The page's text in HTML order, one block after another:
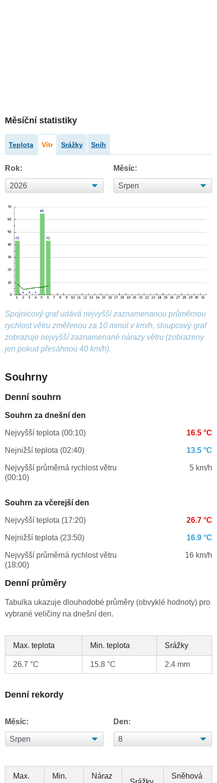
Měsíční statistiky
Teplota Vítr Srážky Sníh
Rok: Měsíc:
Spojnicový graf udává nejvyšší zaznamenanou průměrnou
rychlost větru změřenou za 10 minut v km/h, sloupcový graf
zobrazuje nejvyšší zaznamenané nárazy větru (zobrazeny
jen pokud přesáhnou 40 km/h).
Souhrny
Denní souhrn
Souhrn za dnešní den
Nejvyšší teplota (00:10) 16.5 °C
Nejnižší teplota (02:40) 13.5 °C
Nejvyšší průměrná rychlost větru
(00:10)
5 km/h
Souhrn za včerejší den
Nejvyšší teplota (17:20) 26.7 °C
Nejnižší teplota (23:50) 16.9 °C
Nejvyšší průměrná rychlost větru
(18:00)
16 km/h
Denní průměry
Tabulka ukazuje dlouhodobé průměry (obvyklé hodnoty) pro
vybrané veličiny na dnešní den.
Max. teplota Min. teplota Srážky
26.7 °C 15.8 °C 2.4 mm
Denní rekordy
Měsíc: Den:
Max. Min. Náraz Sněhová